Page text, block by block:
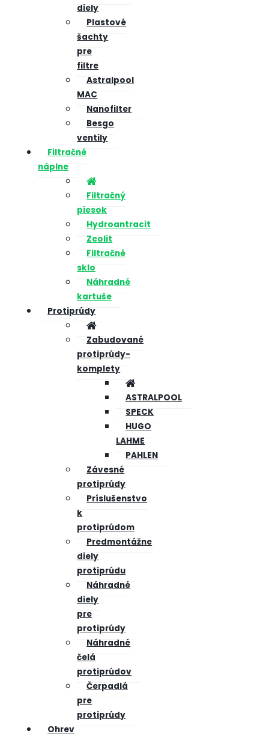
diely
Plastové
šachty
pre
filtre
Astralpool
MAC
Nanofilter
Besgo
ventily
Filtračné
náplne
Filtračný
piesok
Hydroantracit
Zeolit
Filtračné
sklo
Náhradné
kartuše
Protiprúdy
Zabudované
protiprúdy-
komplety
ASTRALPOOL
SPECK
HUGO
LAHME
PAHLEN
Závesné
protiprúdy
Príslušenstvo
k
protiprúdom
Predmontážne
diely
protiprúdu
Náhradné
diely
pre
protiprúdy
Náhradné
čelá
protiprúdov
Čerpadlá
pre
protiprúdy
Ohrev